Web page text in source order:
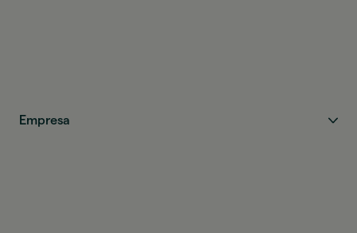
Empresa